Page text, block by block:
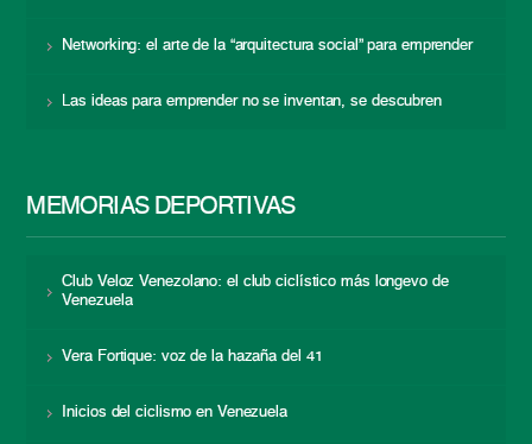
Networking: el arte de la “arquitectura social” para emprender
Las ideas para emprender no se inventan, se descubren
MEMORIAS DEPORTIVAS
Club Veloz Venezolano: el club ciclístico más longevo de
Venezuela
Vera Fortique: voz de la hazaña del 41
Inicios del ciclismo en Venezuela